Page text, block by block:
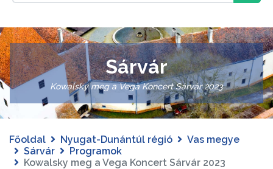
Sárvár
Kowalsky meg a Vega Koncert Sárvár 2023
Főoldal Nyugat-Dunántúl régió
Vas megye
Sárvár
Programok
Kowalsky meg a Vega Koncert Sárvár 2023